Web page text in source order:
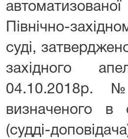
Північно-
суді,
західного
04.10.2018р.
визначеного в
(судді-